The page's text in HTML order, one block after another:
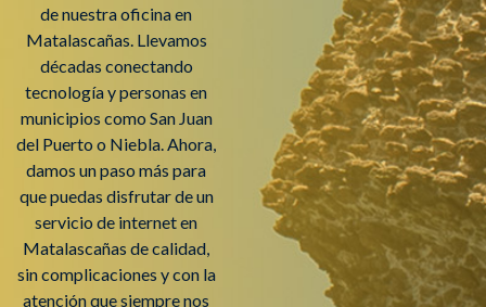
de nuestra oficina en
Matalascañas. Llevamos
décadas conectando
tecnología y personas en
municipios como San Juan
del Puerto o Niebla. Ahora,
damos un paso más para
que puedas disfrutar de un
servicio de internet en
Matalascañas de calidad,
sin complicaciones y con la
atención que siempre nos